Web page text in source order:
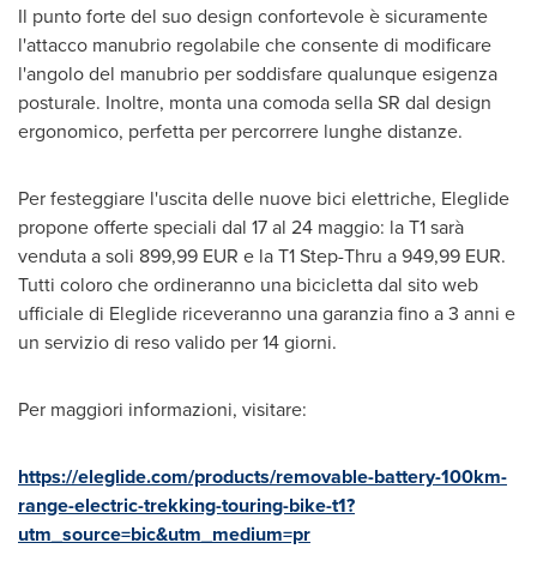
Il punto forte del suo design confortevole è sicuramente
l'attacco manubrio regolabile che consente di modificare
l'angolo del manubrio per soddisfare qualunque esigenza
posturale. Inoltre, monta una comoda sella SR dal design
ergonomico, perfetta per percorrere lunghe distanze.
Per festeggiare l'uscita delle nuove bici elettriche, Eleglide
propone offerte speciali dal 17 al 24 maggio: la T1 sarà
venduta a soli 899,99 EUR e la T1 Step-Thru a949,99 EUR.
Tutti coloro che ordineranno una bicicletta dal sito web
ufficiale di Eleglide riceveranno una garanzia fino a 3 anni e
un servizio di reso valido per 14 giorni.
Per maggiori informazioni, visitare:
https://eleglide.com/products/removable-battery-100km-
range-electric-trekking-touring-bike-t1?
utm_source=bic&utm_medium=pr